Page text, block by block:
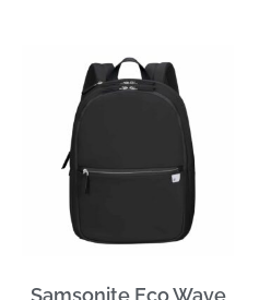
Samsonite Eco Wave